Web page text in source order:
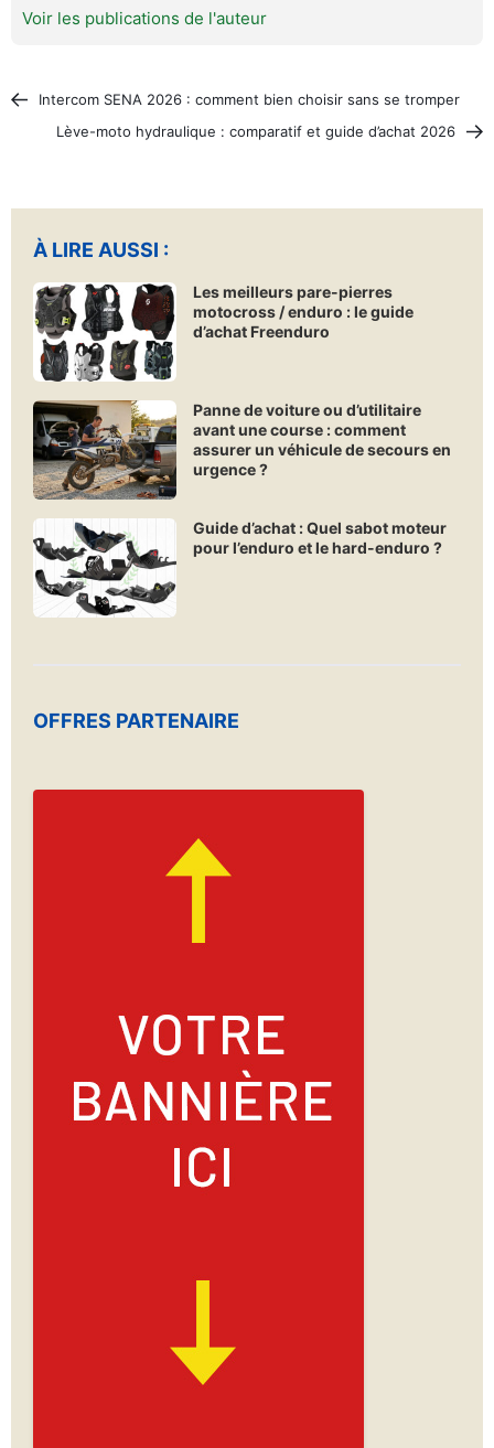
Voir les publications de l'auteur
Intercom SENA 2026 : comment bien choisir sans se tromper
Lève-moto hydraulique : comparatif et guide d’achat 2026
À LIRE AUSSI :
Les meilleurs pare-pierres
motocross / enduro : le guide
d’achat Freenduro
Panne de voiture ou d’utilitaire
avant une course : comment
assurer un véhicule de secours en
urgence ?
Guide d’achat : Quel sabot moteur
pour l’enduro et le hard-enduro ?
OFFRES PARTENAIRE